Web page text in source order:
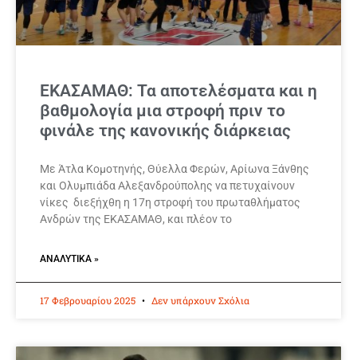
ΕΚΑΣΑΜΑΘ: Τα αποτελέσματα και η
βαθμολογία μια στροφή πριν το
φινάλε της κανονικής διάρκειας
Με Άτλα Κομοτηνής, Θύελλα Φερών, Αρίωνα Ξάνθης
και Ολυμπιάδα Αλεξανδρούπολης να πετυχαίνουν
νίκες διεξήχθη η 17η στροφή του πρωταθλήματος
Ανδρών της ΕΚΑΣΑΜΑΘ, και πλέον το
ΑΝΑΛΥΤΙΚΆ »
17 Φεβρουαρίου 2025 Δεν υπάρχουν Σχόλια